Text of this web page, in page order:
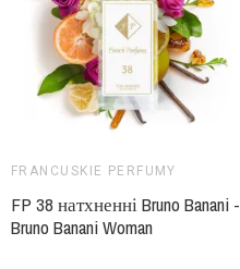
FRANCUSKIE PERFUMY
FP 38 натхненні Bruno Banani -
Bruno Banani Woman